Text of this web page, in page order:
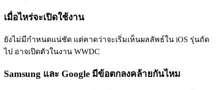
เมื่อไหร่จะเปิดใช้งาน
ยังไม่มีกำหนดแน่ชัด แต่คาดว่าจะเริ่มเห็นผลลัพธ์ใน iOS รุ่นถัด
ไป อาจเปิดตัวในงาน WWDC
Samsung และ Google มีข้อตกลงคล้ายกันไหม